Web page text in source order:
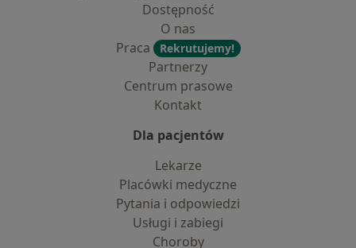
Dostępność
O nas
Praca
Rekrutujemy!
Partnerzy
Centrum prasowe
Kontakt
Dla pacjentów
Lekarze
Placówki medyczne
Pytania i odpowiedzi
Usługi i zabiegi
Choroby